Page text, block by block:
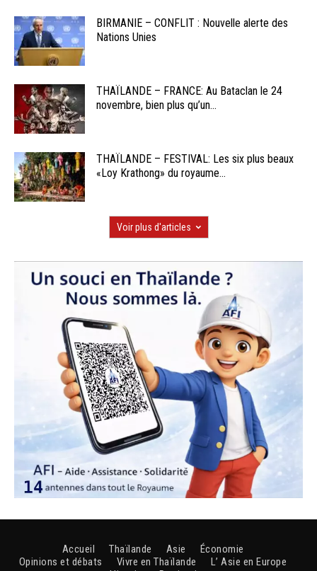
BIRMANIE – CONFLIT : Nouvelle alerte des
Nations Unies
THAÏLANDE – FRANCE: Au Bataclan le 24
novembre, bien plus qu’un...
THAÏLANDE – FESTIVAL: Les six plus beaux
«Loy Krathong» du royaume...
Voir plus d'articles
Accueil Thaïlande Asie
Économie
Opinions et débats
Vivre en Thaïlande
L’ Asie en Europe